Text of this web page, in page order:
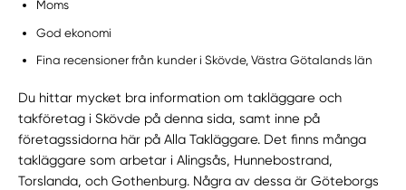
Moms
God ekonomi
Fina recensioner från kunder i Skövde, Västra Götalands län
Du hittar mycket bra information om takläggare och
takföretag i Skövde på denna sida, samt inne på
företagssidorna här på Alla Takläggare. Det finns många
takläggare som arbetar i Alingsås, Hunnebostrand,
Torslanda, och Gothenburg. Några av dessa är Göteborgs